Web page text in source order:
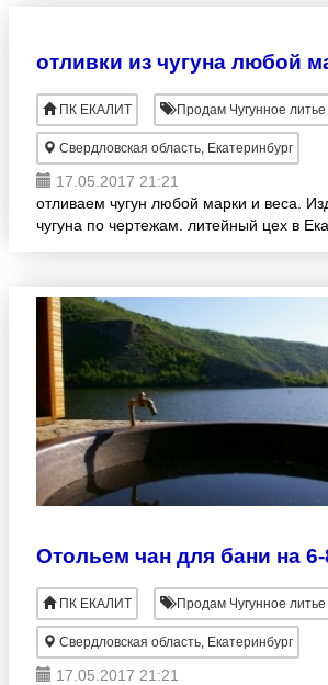
отливки из чугуна любой
ПК ЕКАЛИТ Продам Чугунное литье
Свердловская область, Екатеринбург
17.05.2017 21:21
отливаем чугун любой марки и веса.
чугуна по чертежам. литейный цех в
ПК ЕКАЛИТ Продам Чугунное литье
Свердловская область, Екатеринбург
17.05.2017 21:21